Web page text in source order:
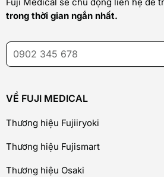
trong thời gian ngắn nhất.
VỀ FUJI MEDICAL
Thương hiệu Fujiiryoki
Thương hiệu Fujismart
Thương hiệu Osaki